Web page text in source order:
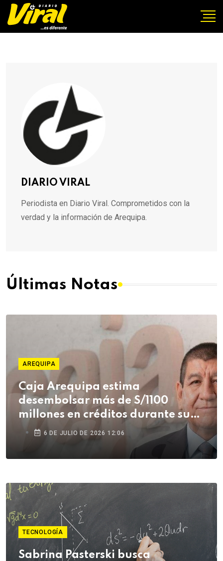
DIARIO VIRAL
Periodista en Diario Viral. Comprometidos con la
verdad y la información de Arequipa.
Últimas Notas
AREQUIPA
Caja Arequipa estima
desembolsar más de S/1100
millones en créditos durante su
campaña de Fiestas Patrias
6 DE JULIO DE 2026 12:06
TECNOLOGÍA
Sabrina Pasterski busca